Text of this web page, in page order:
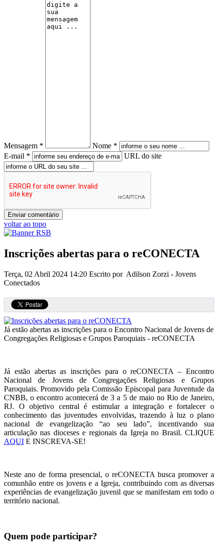
Mensagem *
Nome *
E-mail *
URL do site
voltar ao topo
Inscrições abertas para o reCONECTA
Terça, 02 Abril 2024 14:20 Escrito por Adilson Zorzi - Jovens
Conectados
Já estão abertas as inscrições para o Encontro Nacional de Jovens de
Congregações Religiosas e Grupos Paroquiais - reCONECTA
Já estão abertas as inscrições para o reCONECTA – Encontro
Nacional de Jovens de Congregações Religiosas e Grupos
Paroquiais. Promovido pela Comissão Episcopal para Juventude da
CNBB, o encontro acontecerá de 3 a 5 de maio no Rio de Janeiro,
RJ. O objetivo central é estimular a integração e fortalecer o
conhecimento das juventudes envolvidas, trazendo à luz o plano
nacional de evangelização “ao seu lado”, incentivando sua
articulação nas dioceses e regionais da Igreja no Brasil. CLIQUE
AQUI E INSCREVA-SE!
Neste ano de forma presencial, o reCONECTA busca promover a
comunhão entre os jovens e a Igreja, contribuindo com as diversas
experiências de evangelização juvenil que se manifestam em todo o
território nacional.
Quem pode participar?